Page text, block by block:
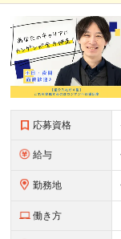
応募資格
給与
勤務地
働き方